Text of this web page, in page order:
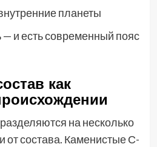
планеты
— и есть современный пояс
как
на несколько
от состава. Каменистые С-